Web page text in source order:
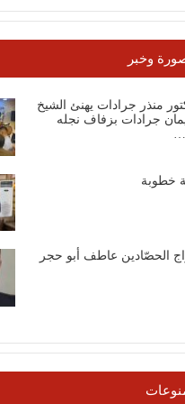
وخبر
منذر جرادات يهنئ الشيخ
جرادات بزفاف نجله
خطوبة
الحصّادين عاطف أبو حجر